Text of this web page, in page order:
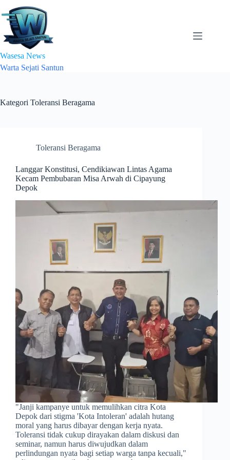
to
content
Wasesa News
Warta Sejati Santun
Kategori Toleransi Beragama
Toleransi Beragama
Langgar Konstitusi, Cendikiawan Lintas Agama
Kecam Pembubaran Misa Arwah di Cipayung
Depok
​"Janji kampanye untuk memulihkan citra Kota
Depok dari stigma 'Kota Intoleran' adalah hutang
moral yang harus dibayar dengan kerja nyata.
Toleransi tidak cukup dirayakan dalam diskusi dan
seminar, namun harus diwujudkan dalam
perlindungan nyata bagi setiap warga tanpa kecuali,"